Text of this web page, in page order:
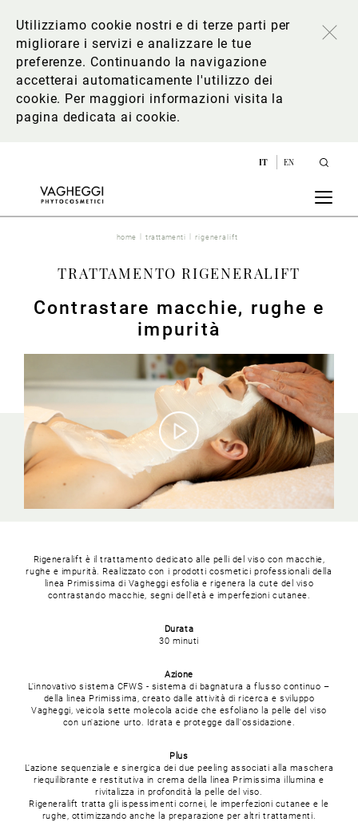
Utilizziamo cookie nostri e di terze parti per
migliorare i servizi e analizzare le tue
preferenze. Continuando la navigazione
accetterai automaticamente l'utilizzo dei
cookie. Per maggiori informazioni visita la
pagina dedicata ai cookie.
IT EN
home trattamenti rigeneralift
TRATTAMENTO RIGENERALIFT
Contrastare macchie, rughe e
impurità
Rigeneralift è il trattamento dedicato alle pelli del viso con macchie,
rughe e impurità. Realizzato con i prodotti cosmetici professionali della
linea Primissima di Vagheggi esfolia e rigenera la cute del viso
contrastando macchie, segni dell'età e imperfezioni cutanee.
Durata
30 minuti
Azione
L'innovativo sistema CFWS - sistema di bagnatura a flusso continuo –
della linea Primissima, creato dalle attività di ricerca e sviluppo
Vagheggi, veicola sette molecola acide che esfoliano la pelle del viso
con un'azione urto. Idrata e protegge dall'ossidazione.
Plus
L'azione sequenziale e sinergica dei due peeling associati alla maschera
riequilibrante e restitutiva in crema della linea Primissima illumina e
rivitalizza in profondità la pelle del viso.
Rigeneralift tratta gli ispessimenti cornei, le imperfezioni cutanee e le
rughe, ottimizzando anche la preparazione per altri trattamenti.